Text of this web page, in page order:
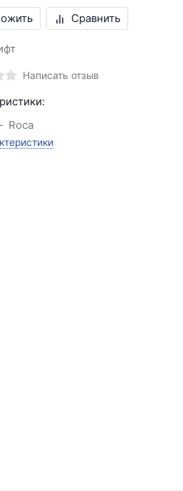
Сравнить
Написать отзыв
Roca